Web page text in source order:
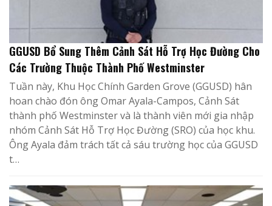
GGUSD Bổ Sung Thêm Cảnh Sát Hỗ Trợ Học Đường Cho
Các Trường Thuộc Thành Phố Westminster
Tuần này, Khu Học Chính Garden Grove (GGUSD) hân
hoan chào đón ông Omar Ayala-Campos, Cảnh Sát
thành phố Westminster và là thành viên mới gia nhập
nhóm Cảnh Sát Hỗ Trợ Học Đường (SRO) của học khu.
Ông Ayala đảm trách tất cả sáu trường học của GGUSD
t…